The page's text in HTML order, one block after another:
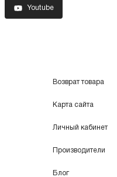
Youtube
Возврат товара
Карта сайта
Личный кабинет
Производители
Блог